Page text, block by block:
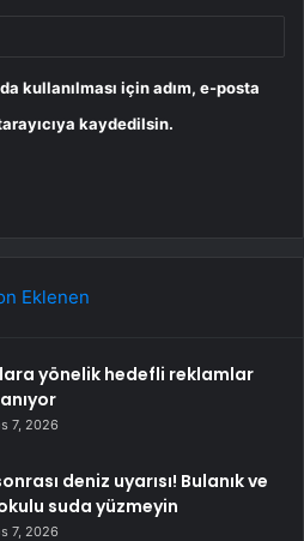
kullanılması için adım, e-posta
kaydedilsin.
Eklenen
yönelik hedefli reklamlar
7, 2026
deniz uyarısı! Bulanık ve
suda yüzmeyin
7, 2026